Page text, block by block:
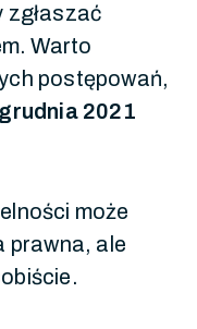
zgłaszać
Warto
postępowań,
2021
może
prawna, ale